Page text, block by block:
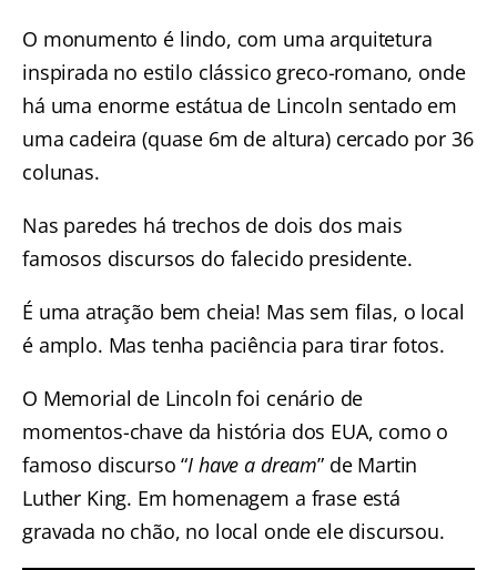
O monumento é lindo, com uma arquitetura
inspirada no estilo clássico greco-romano, onde
há uma enorme estátua de Lincoln sentado em
uma cadeira (quase 6m de altura) cercado por 36
colunas.
Nas paredes há trechos de dois dos mais
famosos discursos do falecido presidente.
É uma atração bem cheia! Mas sem filas, o local
é amplo. Mas tenha paciência para tirar fotos.
O Memorial de Lincoln foi cenário de
momentos-chave da história dos EUA, como o
famoso discurso “I have a dream” de Martin
Luther King. Em homenagem a frase está
gravada no chão, no local onde ele discursou.